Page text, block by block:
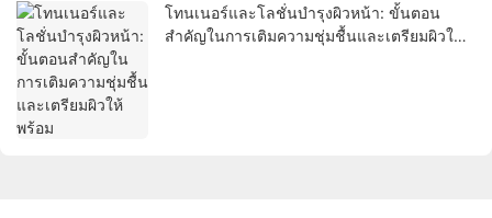
โทนเนอร์และโลชั่นบำรุงผิวหน้า: ขั้นตอน
สำคัญในการเติมความชุ่มชื้นและเตรียมผิวให้